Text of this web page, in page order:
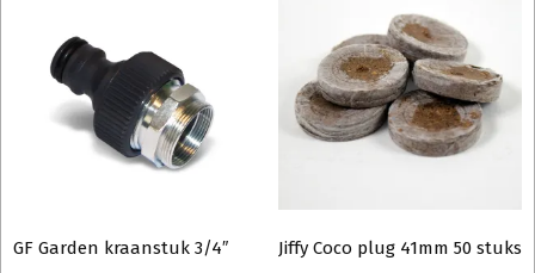
GF Garden kraanstuk 3/4″ Jiffy Coco plug 41mm 50 stuks